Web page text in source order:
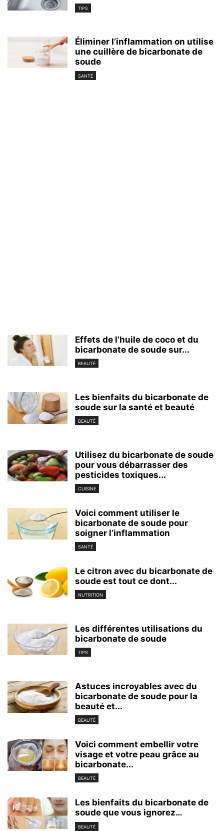
TIPS
Éliminer l’inflammation on utilise
une cuillère de bicarbonate de
soude
SANTÉ
Effets de l’huile de coco et du
bicarbonate de soude sur...
BEAUTÉ
Les bienfaits du bicarbonate de
soude sur la santé et beauté
BEAUTÉ
Utilisez du bicarbonate de soude
pour vous débarrasser des
pesticides toxiques...
CUISINE
Voici comment utiliser le
bicarbonate de soude pour
soigner l’inflammation
SANTÉ
Le citron avec du bicarbonate de
soude est tout ce dont...
NUTRITION
Les différentes utilisations du
bicarbonate de soude
TIPS
Astuces incroyables avec du
bicarbonate de soude pour la
beauté et...
BEAUTÉ
Voici comment embellir votre
visage et votre peau grâce au
bicarbonate...
BEAUTÉ
Les bienfaits du bicarbonate de
soude que vous ignorez…
BEAUTÉ